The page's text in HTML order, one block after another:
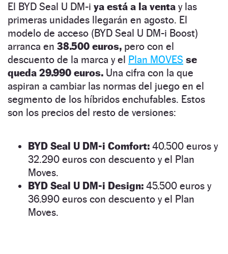
El BYD Seal U DM-i ya está a la venta y las
primeras unidades llegarán en agosto. El
modelo de acceso (BYD Seal U DM-i Boost)
arranca en 38.500 euros, pero con el
descuento de la marca y el Plan MOVES se
queda 29.990 euros. Una cifra con la que
aspiran a cambiar las normas del juego en el
segmento de los híbridos enchufables. Estos
son los precios del resto de versiones:
BYD Seal U DM-i Comfort: 40.500 euros y
32.290 euros con descuento y el Plan
Moves.
BYD Seal U DM-i Design: 45.500 euros y
36.990 euros con descuento y el Plan
Moves.